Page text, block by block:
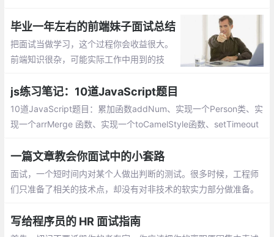
么?React中keys的作用是什么?
毕业一年左右的前端妹子面试总结
把面试当做学习，这个过程你会收益很大。
前端知识很杂，可能实际工作中用到的技
最近也在看React啦，Vue和React都对比着
再学习
js练习笔记：10道JavaScript题目
10道JavaScript题目：累加函数addNum、实现一个Person类、实
现一个arrMerge 函数、实现一个toCamelStyle函数、setTimeout
对象自身的属性
一篇文章教会你面试中的小套路
面试，一个短时间内对某个人做出判断的测试。很多时候，工程师
们只准备了相关的技术点，却没有对非技术的软实力部分做准备。
中尤为关键。鉴于当前业界也没有特别契合的攻略文档，仅有有几
篇文章还是HR写的，特有此文
写给程序员的 HR 面试指南